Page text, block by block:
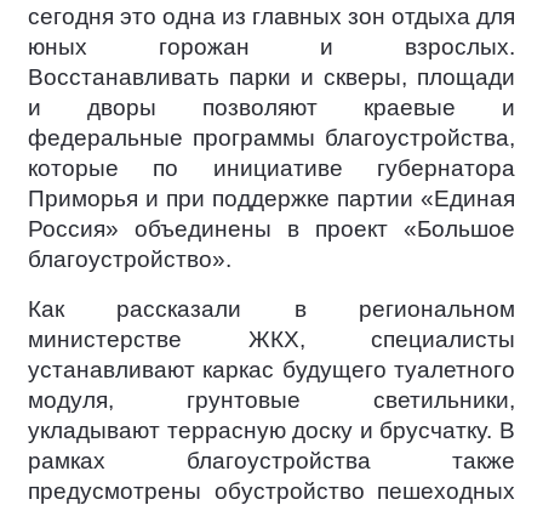
сегодня это одна из главных зон отдыха для
юных горожан и взрослых.
Восстанавливать парки и скверы, площади
и дворы позволяют краевые и
федеральные программы благоустройства,
которые по инициативе губернатора
Приморья и при поддержке партии «Единая
Россия» объединены в проект «Большое
благоустройство».
Как рассказали в региональном
министерстве ЖКХ, специалисты
устанавливают каркас будущего туалетного
модуля, грунтовые светильники,
укладывают террасную доску и брусчатку. В
рамках благоустройства также
предусмотрены обустройство пешеходных